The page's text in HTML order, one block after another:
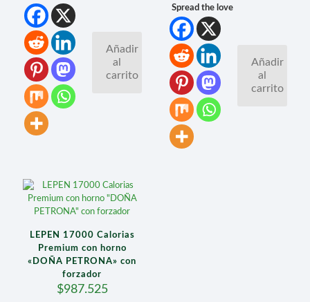
Añadir
al
carrito
Spread the love
Añadir
al
carrito
LEPEN 17000 Calorias
Premium con horno
«DOÑA PETRONA» con
forzador
$987.525